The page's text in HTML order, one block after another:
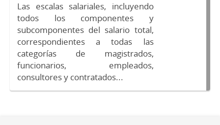
Las escalas salariales, incluyendo
todos los componentes y
subcomponentes del salario total,
correspondientes a todas las
categorías de magistrados,
funcionarios, empleados,
consultores y contratados...